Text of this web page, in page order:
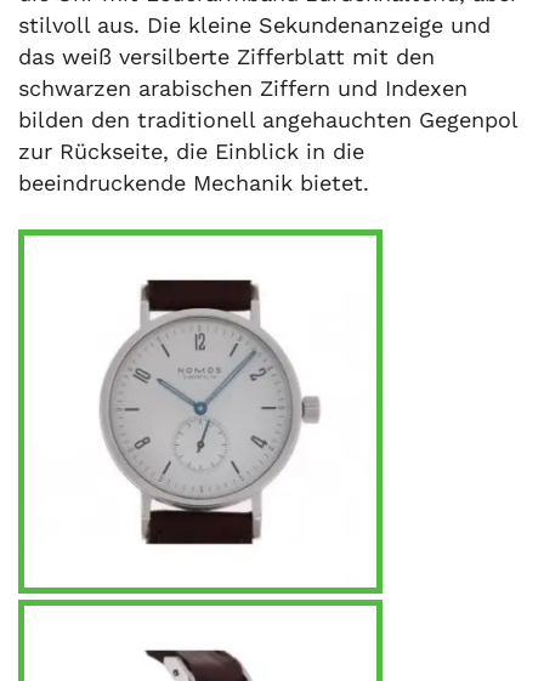
stilvoll aus. Die kleine Sekundenanzeige und
das weiß versilberte Zifferblatt mit den
schwarzen arabischen Ziffern und Indexen
bilden den traditionell angehauchten Gegenpol
zur Rückseite, die Einblick in die
beeindruckende Mechanik bietet.